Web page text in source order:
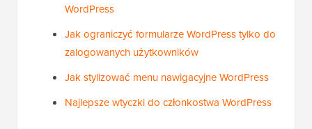
WordPress
Jak ograniczyć formularze WordPress tylko do
zalogowanych użytkowników
Jak stylizować menu nawigacyjne WordPress
Najlepsze wtyczki do członkostwa WordPress